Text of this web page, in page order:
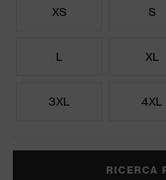
XS S
L XL
3XL 4XL
RICERCA